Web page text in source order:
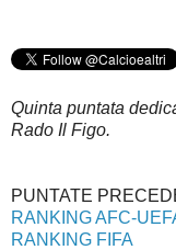
Quinta puntata
Rado Il Figo.
PUNTATE
RANKING AFC-
RANKING FIFA